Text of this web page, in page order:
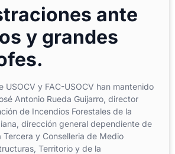
ante
y grandes
USOCV y FAC-USOCV han mantenido
Antonio Rueda Guijarro, director
de Incendios Forestales de la
dirección general dependiente de
Tercera y Conselleria de Medio
Territorio y de la